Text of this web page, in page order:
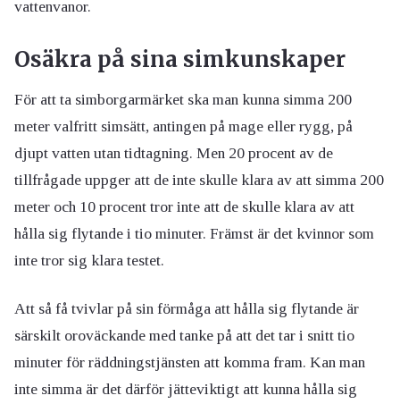
vattenvanor.
Osäkra på sina simkunskaper
För att ta simborgarmärket ska man kunna simma 200
meter valfritt simsätt, antingen på mage eller rygg, på
djupt vatten utan tidtagning. Men 20 procent av de
tillfrågade uppger att de inte skulle klara av att simma 200
meter och 10 procent tror inte att de skulle klara av att
hålla sig flytande i tio minuter. Främst är det kvinnor som
inte tror sig klara testet.
Att så få tvivlar på sin förmåga att hålla sig flytande är
särskilt oroväckande med tanke på att det tar i snitt tio
minuter för räddningstjänsten att komma fram. Kan man
inte simma är det därför jätteviktigt att kunna hålla sig